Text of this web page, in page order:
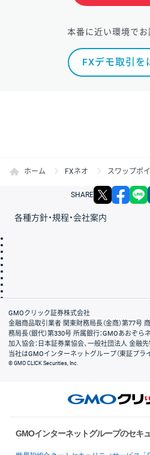
本番に近い環境で
FXデモ取引を
ホーム FXネオ スワップポ
SHARE X
各種方針・規程・会社案内
会社案内
GMOクリック証券株式会社
金融商品取引業者 関東財務局長（金商）第77号
務局長（銀代）第330号 所属銀行：GMOあおぞ
加入協会：日本証券業協会、一般社団法人 金融
当社はGMOインターネットグループ（東証プラ
© GMO CLICK Securities, Inc.
GMOインターネットグループのセキ